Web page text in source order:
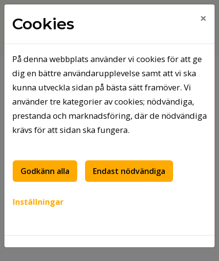
Sidan kunde inte hittas
Sidan kunde inte hittas
Oj då! Det verkar som om sidan du sökte inte
borttagen, flyttad eller tillfälligt vara nere.
För att hitta tillbaka kan du:
Skriva det du söker i sökrutan
Cookies ×
På denna webbplats använder vi cookies för att ge
dig en bättre användarupplevelse samt att vi ska
kunna utveckla sidan på bästa sätt framöver. Vi
använder tre kategorier av cookies; nödvändiga,
prestanda och marknadsföring, där de nödvändiga
krävs för att sidan ska fungera.
Godkänn alla Endast nödvändiga
Inställningar